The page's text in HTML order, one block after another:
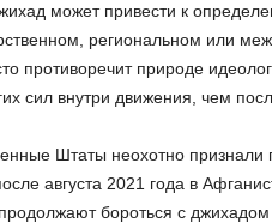
может привести к
региональном или
противоречит природе
сил внутри движения, чем
Штаты неохотно признали
августа 2021 года в
бороться с